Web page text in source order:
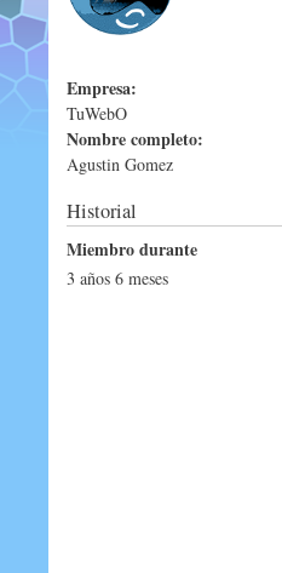
Empresa:
TuWebO
Nombre completo:
Agustin Gomez
Historial
Miembro durante
3 años 6 meses